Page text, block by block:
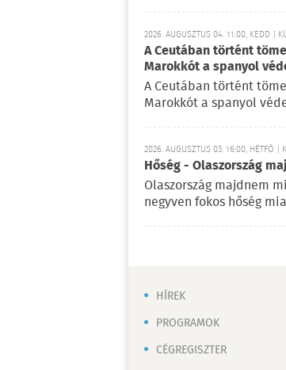
2026. AUGUSZTUS 04. 11:00, KEDD |
A Ceutában történt
Marokkót a spanyol
A Ceutában történt
Marokkót a spanyol
2026. AUGUSZTUS 03. 16:00, HÉTFŐ |
Hőség - Olaszország
Olaszország majdnem
negyven fokos hőség
HÍREK
PROGRAMOK
CÉGREGISZTER